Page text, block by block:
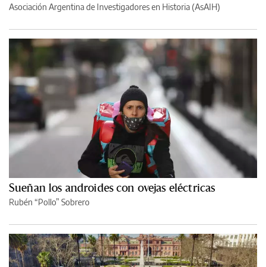
Asociación Argentina de Investigadores en Historia (AsAIH)
Sueñan los androides con ovejas eléctricas
Rubén “Pollo” Sobrero